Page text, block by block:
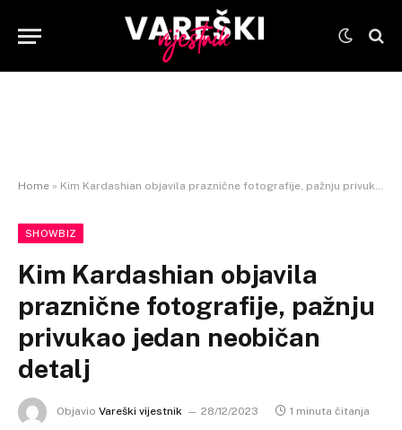
Home » Kim Kardashian objavila praznične fotografije, pažnju privukao jedan neobičan detalj
SHOWBIZ
Kim Kardashian objavila
praznične fotografije, pažnju
privukao jedan neobičan
detalj
Objavio Vareški vijestnik 28/12/2023 1 minuta čitanja